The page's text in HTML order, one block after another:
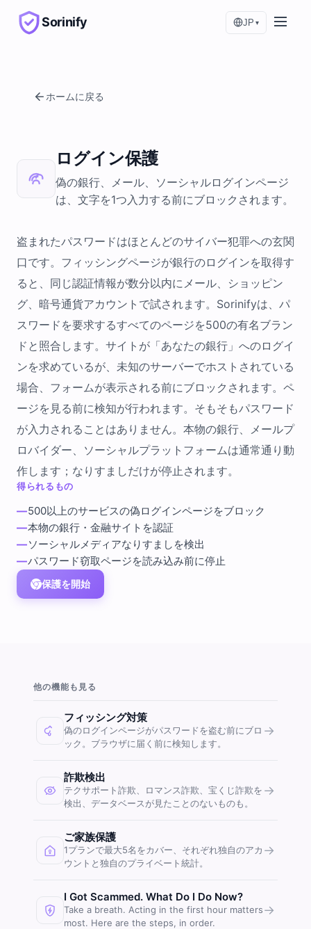
Sorinify JP ▾
ホームに戻る
ログイン保護
偽の銀行、メール、ソーシャルログインページ
は、文字を1つ入力する前にブロックされます。
盗まれたパスワードはほとんどのサイバー犯罪への玄関
口です。フィッシングページが銀行のログインを取得す
ると、同じ認証情報が数分以内にメール、ショッピン
グ、暗号通貨アカウントで試されます。Sorinifyは、パ
スワードを要求するすべてのページを500の有名ブラン
ドと照合します。サイトが「あなたの銀行」へのログイ
ンを求めているが、未知のサーバーでホストされている
場合、フォームが表示される前にブロックされます。ペ
ージを見る前に検知が行われます。そもそもパスワード
が入力されることはありません。本物の銀行、メールプ
ロバイダー、ソーシャルプラットフォームは通常通り動
作します；なりすましだけが停止されます。
得られるもの
—500以上のサービスの偽ログインページをブロック
—本物の銀行・金融サイトを認証
—ソーシャルメディアなりすましを検出
—パスワード窃取ページを読み込み前に停止
保護を開始
他の機能も見る
フィッシング対策
偽のログインページがパスワードを盗む前にブロ
ック。ブラウザに届く前に検知します。
→
詐欺検出
テクサポート詐欺、ロマンス詐欺、宝くじ詐欺を
検出、データベースが見たことのないものも。
→
ご家族保護
1プランで最大5名をカバー、それぞれ独自のアカ
ウントと独自のプライベート統計。
→
I Got Scammed. What Do I Do Now?
Take a breath. Acting in the first hour matters
most. Here are the steps, in order.
→